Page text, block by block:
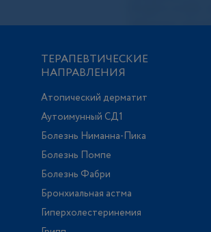
ТЕРАПЕВТИЧЕСКИЕ
НАПРАВЛЕНИЯ
Атопический дерматит
Аутоимунный СД1
Болезнь Ниманна-Пика
Болезнь Помпе
Болезнь Фабри
Бронхиальная астма
Гиперхолестеринемия